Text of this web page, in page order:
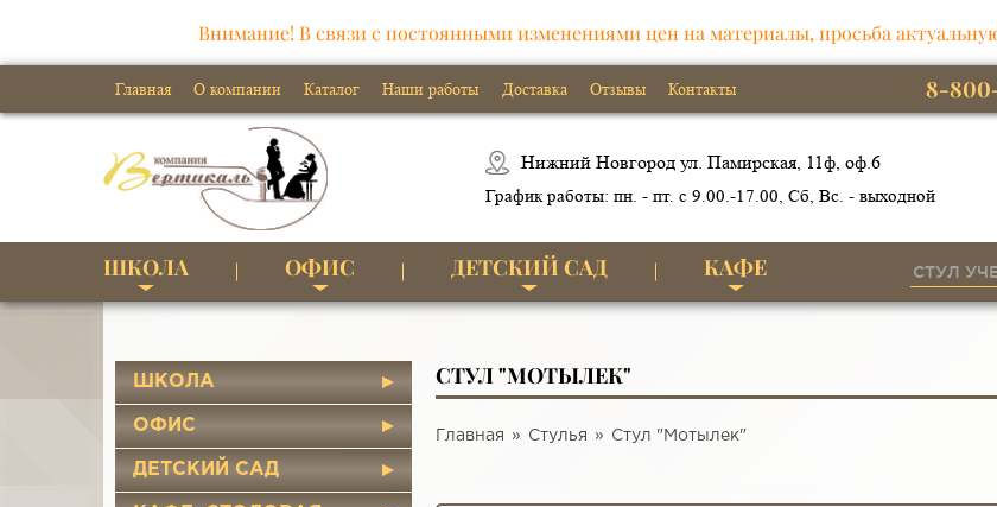
Внимание! В связи с постоянными изменениями цен на материалы, просьба
Главная О компании Каталог Наши работы Доставка Отзывы Контакты 8-
Нижний Новгород ул. Памирская, 11ф, оф.6
График работы: пн. - пт. с 9.00.-17.00, Сб, Вс. - выходной
ШКОЛА ОФИС ДЕТСКИЙ САД КАФЕ
ШКОЛА
ОФИС
ДЕТСКИЙ САД
СТУЛ "МОТЫЛЕК"
Главная Стулья Стул "Мотылек"